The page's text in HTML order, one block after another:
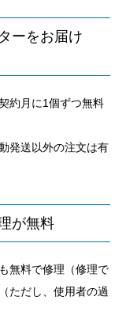
ーをお届け
約月に1個ずつ無料
発送以外の注文は有
が無料
無料で修理（修理で
ただし、使用者の過